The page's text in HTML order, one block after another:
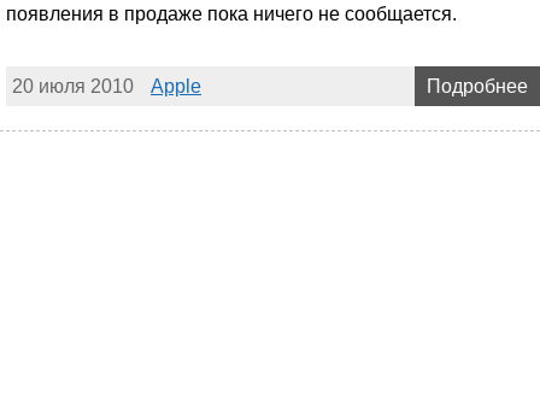
появления в продаже пока ничего не сообщается.
20 июля 2010 Apple Подробнее